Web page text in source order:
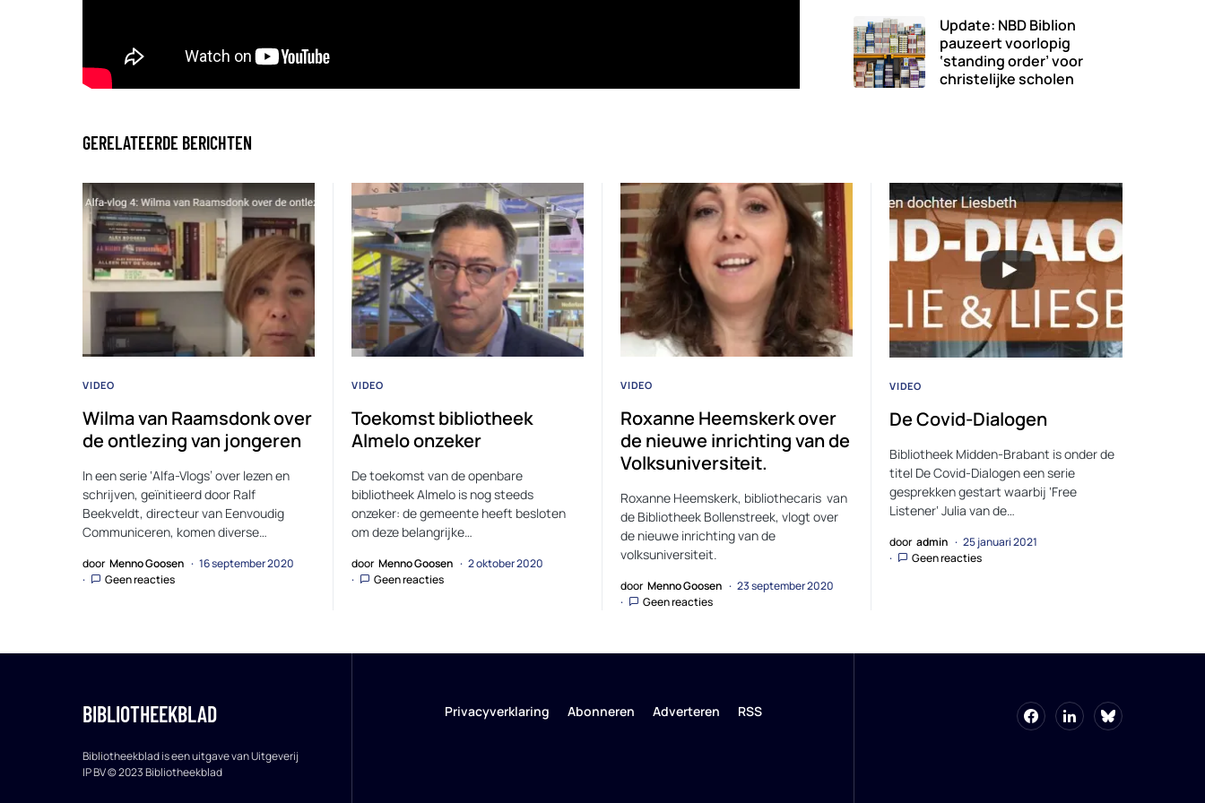
Update: NBD Biblion
pauzeert voorlopig
‘standing order’ voor
christelijke scholen
GERELATEERDE BERICHTEN
VIDEO
Wilma van Raamsdonk over
de ontlezing van jongeren
In een serie ‘Alfa-Vlogs’ over lezen en
schrijven, geïnitieerd door Ralf
Beekveldt, directeur van Eenvoudig
Communiceren, komen diverse…
door Menno Goosen
16 september 2020
Geen reacties
VIDEO
Toekomst bibliotheek
Almelo onzeker
De toekomst van de openbare
bibliotheek Almelo is nog steeds
onzeker: de gemeente heeft besloten
om deze belangrijke…
door Menno Goosen
2 oktober 2020
Geen reacties
VIDEO
Roxanne Heemskerk over
de nieuwe inrichting van de
Volksuniversiteit.
Roxanne Heemskerk, bibliothecaris van
de Bibliotheek Bollenstreek, vlogt over
de nieuwe inrichting van de
volksuniversiteit.
door Menno Goosen
23 september 2020
Geen reacties
VIDEO
De Covid-Dialogen
Bibliotheek Midden-Brabant is onder de
titel De Covid-Dialogen een serie
gesprekken gestart waarbij ‘Free
Listener‘ Julia van de…
door admin
25 januari 2021
Geen reacties
BIBLIOTHEEKBLAD
Bibliotheekblad is een uitgave van Uitgeverij
IP BV © 2023 Bibliotheekblad
Privacyverklaring Abonneren Adverteren RSS